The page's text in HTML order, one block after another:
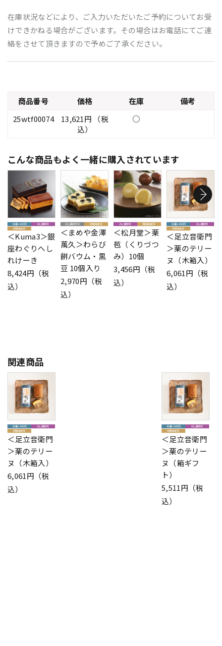
在庫状況などにより、ご入力いただいたご予約についてお受
けできかねる場合がございます。その場合はお電話にてご連
絡をさせて頂きますので予めご了承ください。
商品番号 価格 在庫
備考
25wtf00074
13,621円 （税
込）
○
こんな商品もよく一緒に購入されています
＜Kuma3＞銀
座わぐりへし
れけーき
8,424円（税
込）
＜まめや金澤
萬久＞わらび
餅バウム・黒
豆 10個入り
2,970円（税
込）
＜松月堂＞栗
苞（くりづつ
み）10個
3,456円（税
込）
＜足立音衛門
＞栗のテリー
ヌ（木箱入）
6,061円（税
込）
関連商品
＜足立音衛門
＞栗のテリー
ヌ（木箱入）
6,061円（税
込）
＜足立音衛門
＞栗のテリー
ヌ（箱ギフ
ト）
5,511円（税
込）